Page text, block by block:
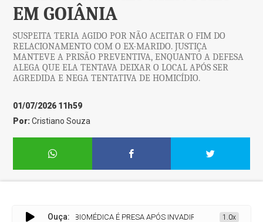
EM GOIÂNIA
SUSPEITA TERIA AGIDO POR NÃO ACEITAR O FIM DO
RELACIONAMENTO COM O EX-MARIDO. JUSTIÇA
MANTEVE A PRISÃO PREVENTIVA, ENQUANTO A DEFESA
ALEGA QUE ELA TENTAVA DEIXAR O LOCAL APÓS SER
AGREDIDA E NEGA TENTATIVA DE HOMICÍDIO.
01/07/2026 11h59
Por:Cristiano Souza
Ouça:
BIOMÉDICA É PRESA APÓS INVADIR CASA COM CARRO E
1.0x